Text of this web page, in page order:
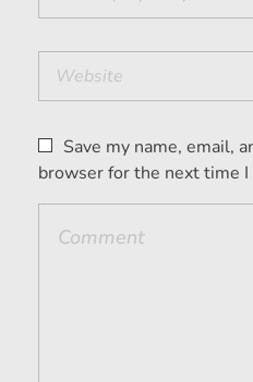
Save my name, email,
browser for the next time I